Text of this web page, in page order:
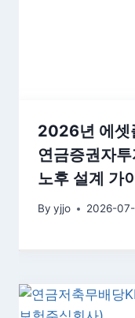
2026년 에셋
연금증권자
노후 설계 가
By yjjo 2026-